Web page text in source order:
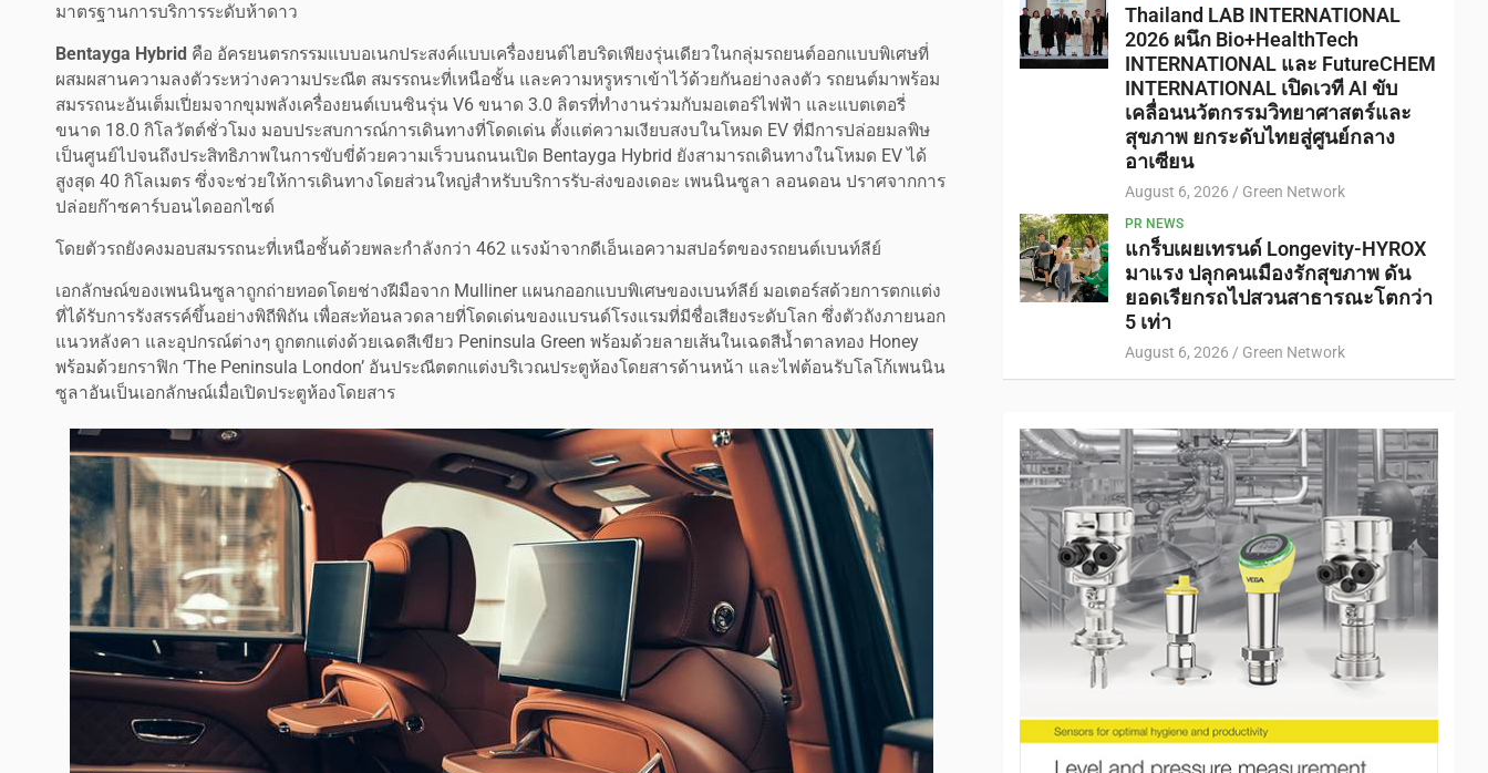
มาตรฐานการบริการระดับห้าดาว
Bentayga Hybrid คือ อัครยนตรกรรมแบบอเนกประสงค์แบบเครื่องยนต์ไฮบริดเพียงรุ่นเดียวในกลุ่มรถยนต์ออกแบบพิเศษที่
ผสมผสานความลงตัวระหว่างความประณีต สมรรถนะที่เหนือชั้น และความหรูหราเข้าไว้ด้วยกันอย่างลงตัว รถยนต์มาพร้อม
สมรรถนะอันเต็มเปี่ยมจากขุมพลังเครื่องยนต์เบนซินรุ่น V6 ขนาด 3.0 ลิตรที่ทำงานร่วมกับมอเตอร์ไฟฟ้า และแบตเตอรี่
ขนาด 18.0 กิโลวัตต์ชั่วโมง มอบประสบการณ์การเดินทางที่โดดเด่น ตั้งแต่ความเงียบสงบในโหมด EV ที่มีการปล่อยมลพิษ
เป็นศูนย์ไปจนถึงประสิทธิภาพในการขับขี่ด้วยความเร็วบนถนนเปิด Bentayga Hybrid ยังสามารถเดินทางในโหมด EV ได้
สูงสุด 40 กิโลเมตร ซึ่งจะช่วยให้การเดินทางโดยส่วนใหญ่สำหรับบริการรับ-ส่งของเดอะ เพนนินซูลา ลอนดอน ปราศจากการ
ปล่อยก๊าซคาร์บอนไดออกไซด์
โดยตัวรถยังคงมอบสมรรถนะที่เหนือชั้นด้วยพละกำลังกว่า 462 แรงม้าจากดีเอ็นเอความสปอร์ตของรถยนต์เบนท์ลีย์
เอกลักษณ์ของเพนนินซูลาถูกถ่ายทอดโดยช่างฝีมือจาก Mulliner แผนกออกแบบพิเศษของเบนท์ลีย์ มอเตอร์สด้วยการตกแต่ง
ที่ได้รับการรังสรรค์ขึ้นอย่างพิถีพิถัน เพื่อสะท้อนลวดลายที่โดดเด่นของแบรนด์โรงแรมที่มีชื่อเสียงระดับโลก ซึ่งตัวถังภายนอก
แนวหลังคา และอุปกรณ์ต่างๆ ถูกตกแต่งด้วยเฉดสีเขียว Peninsula Green พร้อมด้วยลายเส้นในเฉดสีน้ำตาลทอง Honey
พร้อมด้วยกราฟิก ‘The Peninsula London’ อันประณีตตกแต่งบริเวณประตูห้องโดยสารด้านหน้า และไฟต้อนรับโลโก้เพนนิน
ซูลาอันเป็นเอกลักษณ์เมื่อเปิดประตูห้องโดยสาร
Thailand LAB INTERNATIONAL
2026 ผนึก Bio+HealthTech
INTERNATIONAL และ FutureCHEM
INTERNATIONAL เปิดเวที AI ขับ
เคลื่อนนวัตกรรมวิทยาศาสตร์และ
สุขภาพ ยกระดับไทยสู่ศูนย์กลาง
อาเซียน
August 6, 2026 Green Network
PR NEWS
แกร็บเผยเทรนด์ Longevity-HYROX
มาแรง ปลุกคนเมืองรักสุขภาพ ดัน
ยอดเรียกรถไปสวนสาธารณะโตกว่า
5 เท่า
August 6, 2026 Green Network